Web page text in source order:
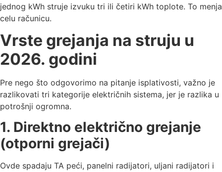
jednog kWh struje izvuku tri ili četiri kWh toplote. To menja
celu računicu.
Vrste grejanja na struju u
2026. godini
Pre nego što odgovorimo na pitanje isplativosti, važno je
razlikovati tri kategorije električnih sistema, jer je razlika u
potrošnji ogromna.
1. Direktno električno grejanje
(otporni grejači)
Ovde spadaju TA peći, panelni radijatori, uljani radijatori i